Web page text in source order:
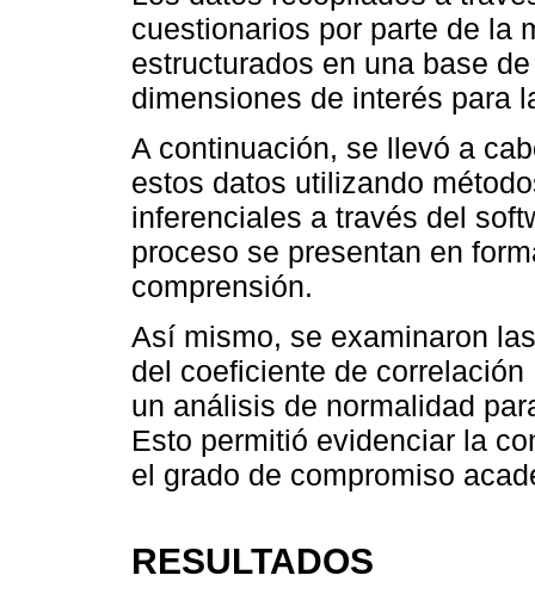
cuestionarios por parte de la
estructurados en una base
dimensiones de interés para
A continuación, se llevó a
estos datos utilizando
inferenciales a través del
proceso se presentan en
comprensión.
Así mismo, se examinaron
del coeficiente de
un análisis de normalidad
Esto permitió evidenciar la
el grado de compromiso
RESULTADOS